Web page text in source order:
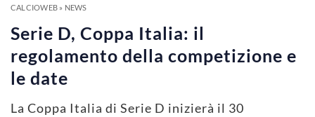
CALCIOWEB» NEWS
Serie D, Coppa Italia: il
regolamento della competizione e
le date
La Coppa Italia di Serie D inizierà il 30